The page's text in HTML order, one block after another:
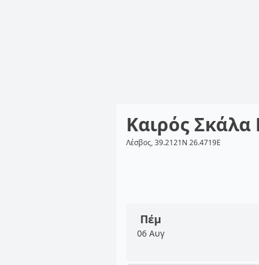
Καιρός
Λέσβος, 39.2121N 26.4719E
Πέμ
06 Αυγ